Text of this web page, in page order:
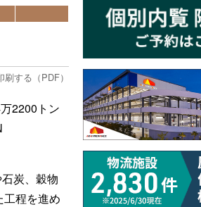
する（PDF）
2200トン
炭、穀物
程を進め